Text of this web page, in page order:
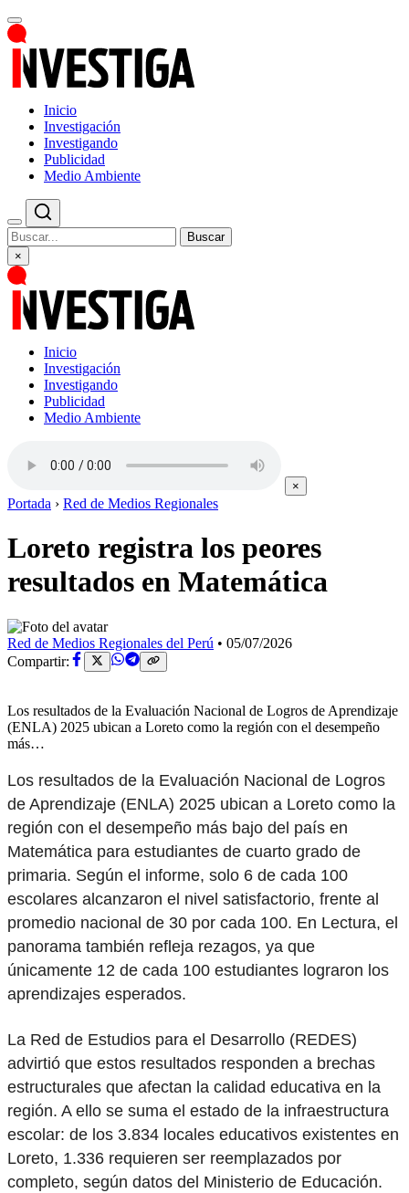
Inicio
Investigación
Investigando
Publicidad
Medio Ambiente
Buscar
×
Inicio
Investigación
Investigando
Publicidad
Medio Ambiente
×
Portada › Red de Medios Regionales
Loreto registra los peores
resultados en Matemática
Red de Medios Regionales del Perú • 05/07/2026
Compartir:
Los resultados de la Evaluación Nacional de Logros de Aprendizaje
(ENLA) 2025 ubican a Loreto como la región con el desempeño
más…
Los resultados de la Evaluación Nacional de Logros
de Aprendizaje (ENLA) 2025 ubican a Loreto como la
región con el desempeño más bajo del país en
Matemática para estudiantes de cuarto grado de
primaria. Según el informe, solo 6 de cada 100
escolares alcanzaron el nivel satisfactorio, frente al
promedio nacional de 30 por cada 100. En Lectura, el
panorama también refleja rezagos, ya que
únicamente 12 de cada 100 estudiantes lograron los
aprendizajes esperados.
La Red de Estudios para el Desarrollo (REDES)
advirtió que estos resultados responden a brechas
estructurales que afectan la calidad educativa en la
región. A ello se suma el estado de la infraestructura
escolar: de los 3.834 locales educativos existentes en
Loreto, 1.336 requieren ser reemplazados por
completo, según datos del Ministerio de Educación.